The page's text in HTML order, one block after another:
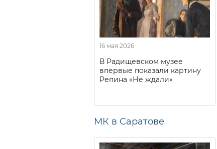
16 мая 2026
В Радищевском музее
впервые показали картину
Репина «Не ждали»
МК в Саратове